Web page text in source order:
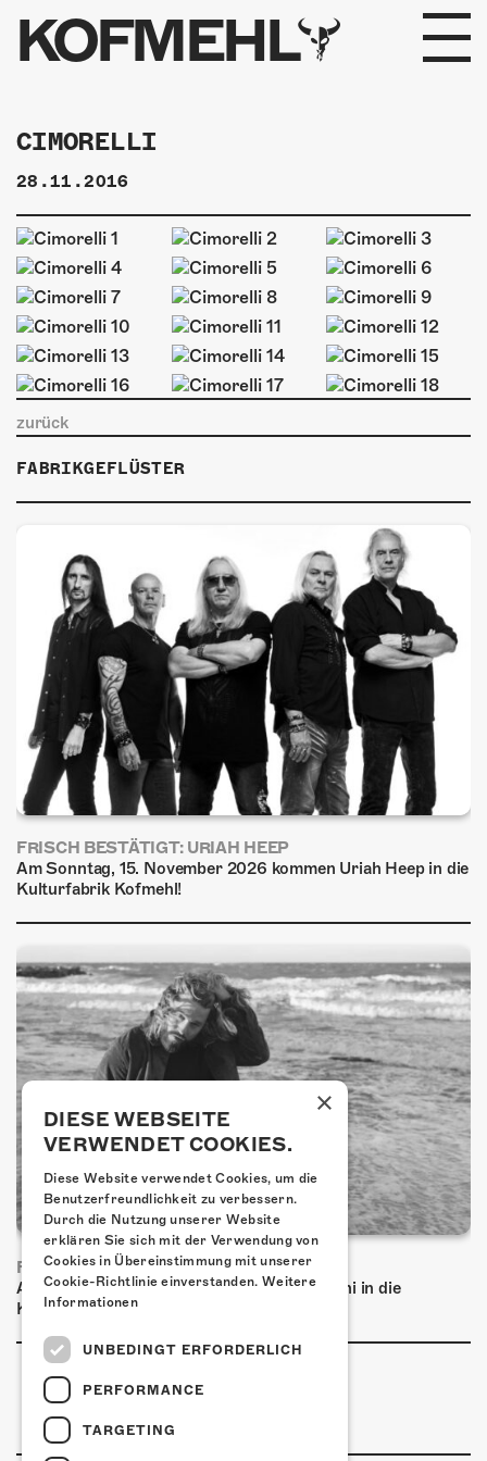
KOFMEHL
PROGRAMM
FABRIKGEFLÜSTER
GALERIE
FOTOGALERIE
PHOTOMAT
INFOS
KONTAKT
SHOP
MITMACHEN
CIMORELLI
28.11.2016
zurück
FABRIKGEFLÜSTER
FRISCH BESTÄTIGT: URIAH HEEP
Am Sonntag, 15. November 2026 kommen Uriah Heep in die
Kulturfabrik Kofmehl!
FRISCH BESTÄTIGT: BASCHI
Am Samstag, 29. Januar 2027 kommt Baschi in die
Kulturfabrik Kofmehl!
×
DIESE WEBSEITE
VERWENDET COOKIES.
Diese Website verwendet Cookies, um die
Benutzerfreundlichkeit zu verbessern.
Durch die Nutzung unserer Website
erklären Sie sich mit der Verwendung von
Cookies in Übereinstimmung mit unserer
Cookie-Richtlinie einverstanden. Weitere
Informationen
UNBEDINGT ERFORDERLICH
PERFORMANCE
TARGETING